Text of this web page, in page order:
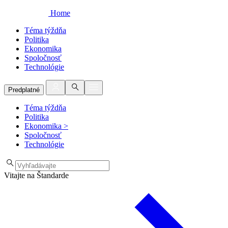
Home
Téma týždňa
Politika
Ekonomika
Spoločnosť
Technológie
Predplatné
Téma týždňa
Politika
Ekonomika >
Spoločnosť
Technológie
Vitajte na Štandarde